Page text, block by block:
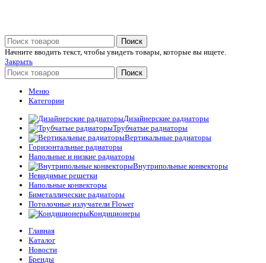
Поиск
Начните вводить текст, чтобы увидеть товары, которые вы ищете.
Закрыть
Поиск
Меню
Категории
Дизайнерские радиаторы
Трубчатые радиаторы
Вертикальные радиаторы
Горизонтальные радиаторы
Напольные и низкие радиаторы
Внутрипольные конвекторы
Невидимые решетки
Напольные конвекторы
Биметаллические радиаторы
Потолочные излучатели Flower
Кондиционеры
Главная
Каталог
Новости
Бренды